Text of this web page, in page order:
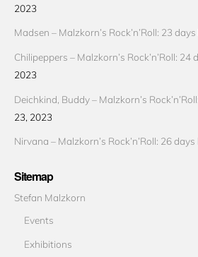
2023
Madsen – Malzkorn’s Rock’n’Roll: 23
Chilipeppers – Malzkorn’s Rock’n’Roll: 24
2023
Deichkind, Buddy – Malzkorn’s
23, 2023
Nirvana – Malzkorn’s Rock’n’Roll: 26 days
Sitemap
Stefan Malzkorn
Events
Exhibitions